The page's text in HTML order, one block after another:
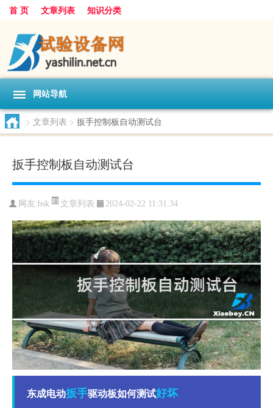
首 页 文章列表 知识分类
网站导航
> 文章列表 > 扳手控制板自动测试台
扳手控制板自动测试台
网友:bsk 文章列表 2024-02-22 11:31:34
东成电动扳手驱动板如何测试好坏